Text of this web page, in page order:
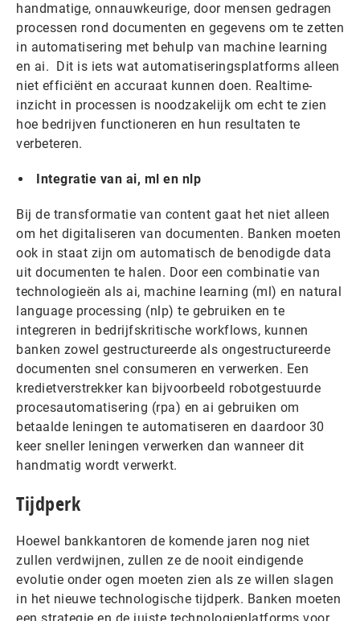
handmatige, onnauwkeurige, door mensen gedragen
processen rond documenten en gegevens om te zetten
in automatisering met behulp van machine learning
en ai. Dit is iets wat automatiseringsplatforms alleen
niet efficiënt en accuraat kunnen doen. Realtime-
inzicht in processen is noodzakelijk om echt te zien
hoe bedrijven functioneren en hun resultaten te
verbeteren.
Integratie van ai, ml en nlp
Bij de transformatie van content gaat het niet alleen
om het digitaliseren van documenten. Banken moeten
ook in staat zijn om automatisch de benodigde data
uit documenten te halen. Door een combinatie van
technologieën als ai, machine learning (ml) en natural
language processing (nlp) te gebruiken en te
integreren in bedrijfskritische workflows, kunnen
banken zowel gestructureerde als ongestructureerde
documenten snel consumeren en verwerken. Een
kredietverstrekker kan bijvoorbeeld robotgestuurde
procesautomatisering (rpa) en ai gebruiken om
betaalde leningen te automatiseren en daardoor 30
keer sneller leningen verwerken dan wanneer dit
handmatig wordt verwerkt.
Tijdperk
Hoewel bankkantoren de komende jaren nog niet
zullen verdwijnen, zullen ze de nooit eindigende
evolutie onder ogen moeten zien als ze willen slagen
in het nieuwe technologische tijdperk. Banken moeten